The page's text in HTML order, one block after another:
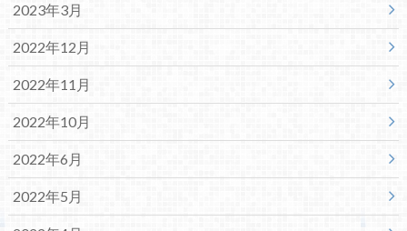
2023年3月
2022年12月
2022年11月
2022年10月
2022年6月
2022年5月